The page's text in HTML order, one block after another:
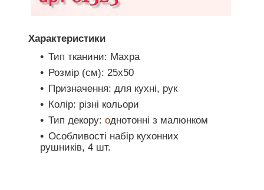
Характеристики
Тип тканини: Махра
Розмір (см): 25х50
Призначення: для кухні, рук
Колір: різні кольори
Тип декору: однотонні з малюнком
Особливості набір кухонних
рушників, 4 шт.